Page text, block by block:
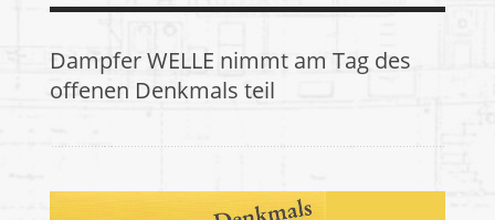
Dampfer WELLE nimmt am Tag des
offenen Denkmals teil